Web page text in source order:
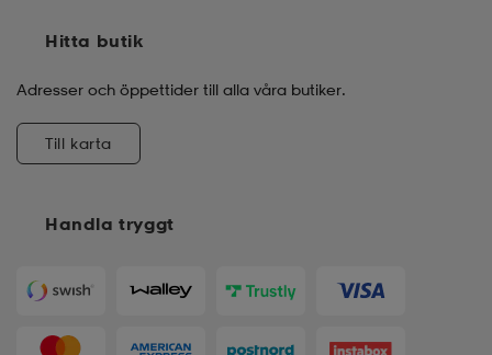
Handla tryggt
Hitta butik
Adresser och öppettider till alla våra butiker.
Till karta